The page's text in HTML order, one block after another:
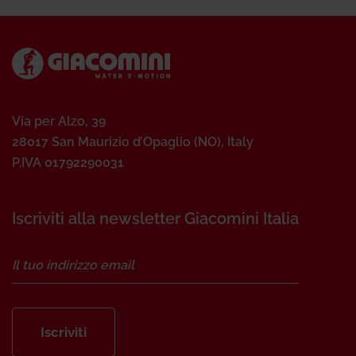
Via per Alzo, 39
28017 San Maurizio d’Opaglio (NO), Italy
P.IVA 01792290031
Iscriviti alla newsletter Giacomini Italia
Iscriviti